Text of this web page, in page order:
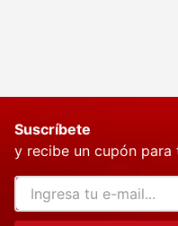
Suscríbete
y recibe un cupón